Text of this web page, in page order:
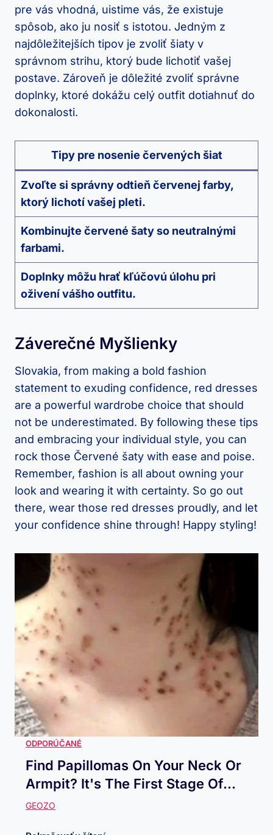
pre⁢ vás vhodná, uistime vás, že⁤ existuje
spôsob, ako ju nosiť s⁢ istotou. Jedným z
najdôležitejších tipov⁣ je zvoliť šiaty v
správnom strihu, ‌ktorý bude lichotiť vašej
postave.⁢ Zároveň je⁣ dôležité ⁣zvoliť správne⁤
doplnky, ktoré dokážu⁣ celý outfit dotiahnuť do
dokonalosti.
Tipy pre nosenie červených šiat
Zvoľte si správny odtieň červenej farby,
ktorý ​lichotí vašej pleti.
Kombinujte červené‌ šaty ​so neutralnými
farbami.
Doplnky môžu hrať kľúčovú úlohu‍ pri
oživení vášho outfitu.
Záverečné Myšlienky
Slovakia, from making a bold‌ fashion
‌statement‍ to exuding confidence, red⁤ dresses
are a ​powerful wardrobe choice that should
not be underestimated. By following these tips
⁢and embracing your individual style,‍ you ⁢can
‌rock‍ those Červené​ šaty with ease and poise.
Remember, fashion is all about‍ owning your​
look ⁣and wearing it ⁤with certainty. So go ‍out
there,⁢ wear those red ⁣dresses proudly, and⁢ let
your‍ confidence shine through! Happy ⁤styling!
Find Papillomas On Your Neck Or
Armpit? It's The First Stage Of...